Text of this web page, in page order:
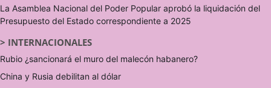
La Asamblea Nacional del Poder Popular aprobó la liquidación del
Presupuesto del Estado correspondiente a 2025
> INTERNACIONALES
Rubio ¿sancionará el muro del malecón habanero?
China y Rusia debilitan al dólar